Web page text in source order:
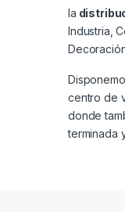
la
Industria,
centro de
donde
terminada